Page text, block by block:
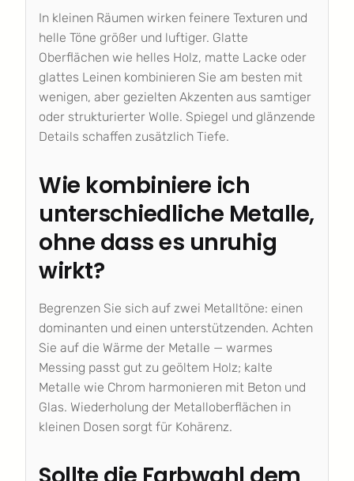
In kleinen Räumen wirken feinere Texturen und
helle Töne größer und luftiger. Glatte
Oberflächen wie helles Holz, matte Lacke oder
glattes Leinen kombinieren Sie am besten mit
wenigen, aber gezielten Akzenten aus samtiger
oder strukturierter Wolle. Spiegel und glänzende
Details schaffen zusätzlich Tiefe.
Wie kombiniere ich
unterschiedliche Metalle,
ohne dass es unruhig
wirkt?
Begrenzen Sie sich auf zwei Metalltöne: einen
dominanten und einen unterstützenden. Achten
Sie auf die Wärme der Metalle — warmes
Messing passt gut zu geöltem Holz; kalte
Metalle wie Chrom harmonieren mit Beton und
Glas. Wiederholung der Metalloberflächen in
kleinen Dosen sorgt für Kohärenz.